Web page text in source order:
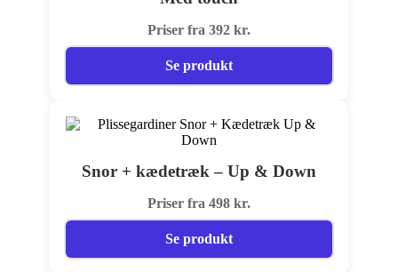
Priser fra 392 kr.
Se produkt
Snor + kædetræk – Up & Down
Priser fra 498 kr.
Se produkt